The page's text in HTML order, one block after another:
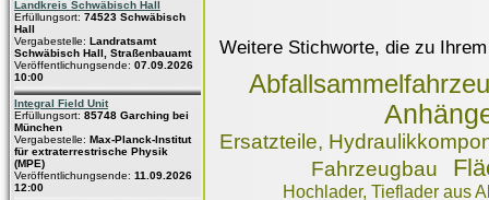
Landkreis Schwäbisch Hall
Erfüllungsort: 74523 Schwäbisch
Hall
Vergabestelle: Landratsamt
Schwäbisch Hall, Straßenbauamt
Veröffentlichungsende: 07.09.2026
10:00
Integral Field Unit
Erfüllungsort: 85748 Garching bei
München
Vergabestelle: Max-Planck-Institut
für extraterrestrische Physik
(MPE)
Veröffentlichungsende: 11.09.2026
12:00
Weitere Stichworte, die zu
Ersatzteile,
Fahrzeugbau
Hochlader, Tieflader aus